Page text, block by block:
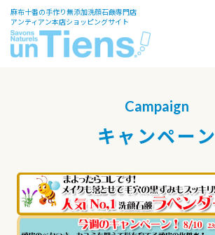
麻布十番の手作り無添加洗顔石鹸専門店
アンティアン本店ショッピングサイト
Campaign
キャンペーン